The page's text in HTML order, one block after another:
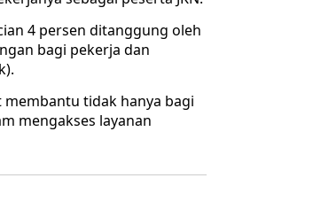
4 persen ditanggung oleh
bagi pekerja dan
membantu tidak hanya bagi
mengakses layanan